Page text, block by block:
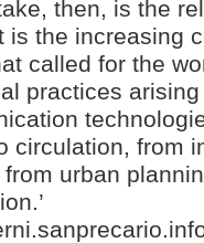
then, is the
is the increasing
called for the
practices
circulation, from
urban